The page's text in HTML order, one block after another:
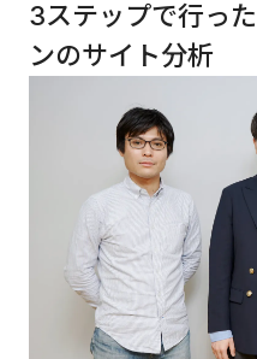
3ステップで行っ
ンのサイト分析